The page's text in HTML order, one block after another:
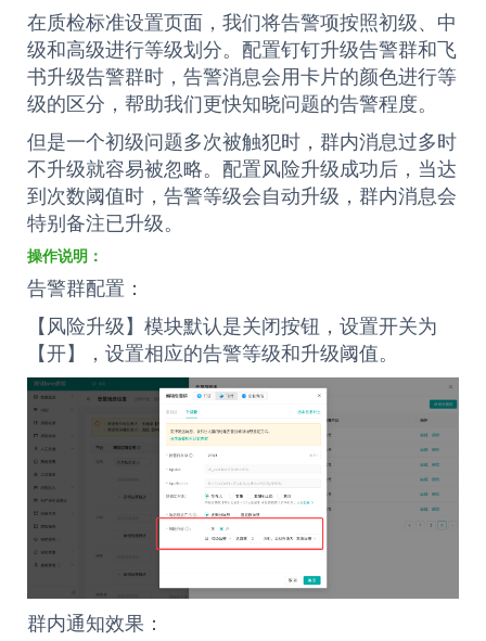
在质检标准设置页面，我们将告警项按照初级、中
级和高级进行等级划分。配置钉钉升级告警群和飞
书升级告警群时，告警消息会用卡片的颜色进行等
级的区分，帮助我们更快知晓问题的告警程度。
但是一个初级问题多次被触犯时，群内消息过多时
不升级就容易被忽略。配置风险升级成功后，当达
到次数阈值时，告警等级会自动升级，群内消息会
特别备注已升级。
操作说明：
告警群配置：
【风险升级】模块默认是关闭按钮，设置开关为
【开】，设置相应的告警等级和升级阈值。
群内通知效果：